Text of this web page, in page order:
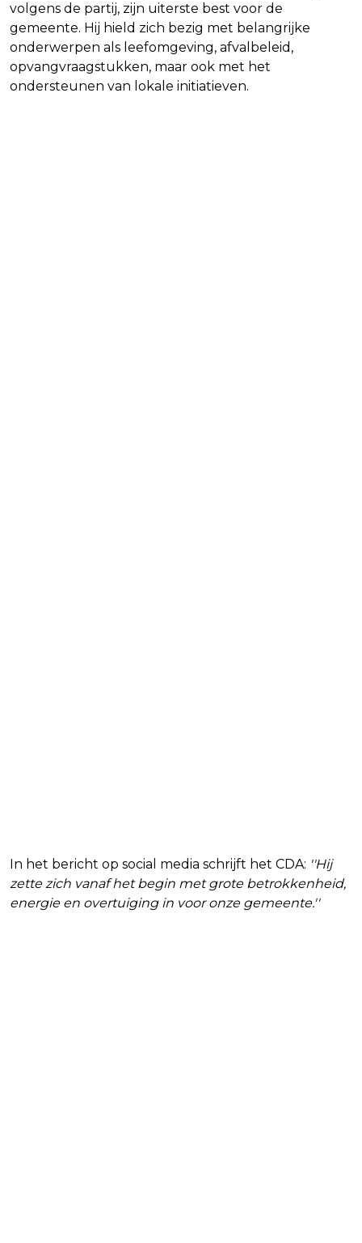
volgens de partij, zijn uiterste best voor de
gemeente. Hij hield zich bezig met belangrijke
onderwerpen als leefomgeving, afvalbeleid,
opvangvraagstukken, maar ook met het
ondersteunen van lokale initiatieven.
In het bericht op social media schrijft het CDA: ''Hij
zette zich vanaf het begin met grote betrokkenheid,
energie en overtuiging in voor onze gemeente.''